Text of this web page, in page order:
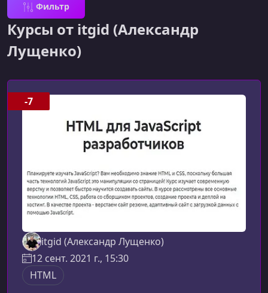
Фильтр
Курсы от itgid (Александр
Лущенко)
itgid (Александр Лущенко)
12 сент. 2021 г., 15:30
HTML
-7